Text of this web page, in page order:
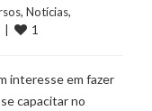
, Notícias
|
1
interesse em fazer
capacitar no